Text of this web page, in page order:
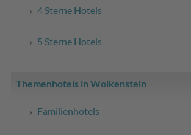
4 Sterne Hotels
5 Sterne Hotels
Themenhotels in Wolkenstein
Familienhotels